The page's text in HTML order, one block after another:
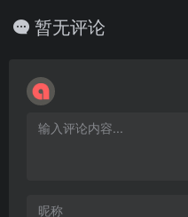
暂无评论